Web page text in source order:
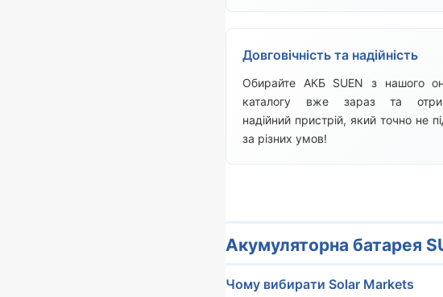
Довговічність та надійність
Обирайте АКБ SUEN з нашого
каталогу вже зараз та
надійний пристрій, який точно не
за різних умов!
Акумуляторна батарея
Чому вибирати Solar Markets